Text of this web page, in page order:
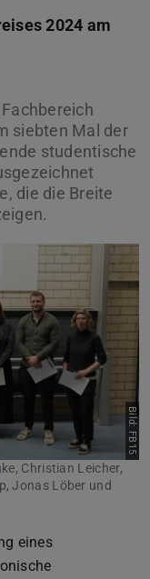
2024 am
siebten Mal der
studentische
die die Breite
Bild: FB15
Christian Leicher,
Jonas Löber und
eines